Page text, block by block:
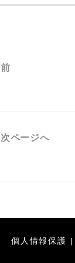
日:
前
稿:
次ページへ
個人情報保護 |